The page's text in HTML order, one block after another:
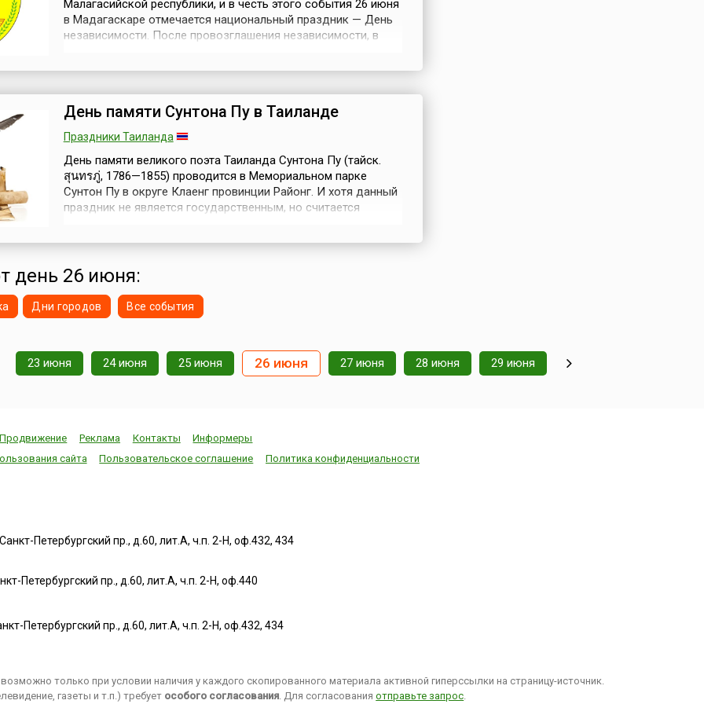
Малагасийской республики, и в честь этого события 26 июня
в Мадагаскаре отмечается национальный праздник — День
независимости. После провозглашения независимости, в
Цирананы привел к резкому...
День памяти Сунтона Пу в Таиланде
Праздники Таиланда
День памяти великого поэта Таиланда Сунтона Пу (тайск.
สุนทรภู่, 1786—1855) проводится в Мемориальном парке
Сунтон Пу в округе Клаенг провинции Районг. И хотя данный
праздник не является государственным, но считается
маленького городк...
день 26 июня:
Дни городов Все события
23 июня 24 июня 25 июня 26 июня 27 июня 28 июня 29 июня
Продвижение Реклама Контакты
Информеры
сайта
Пользовательское соглашение Политика конфиденциальности
Петербургский пр., д.60, лит.А, ч.п. 2-Н, оф.432, 434
Петербургский пр., д.60, лит.А, ч.п. 2-Н, оф.440
Петербургский пр., д.60, лит.А, ч.п. 2-Н, оф.432, 434
только при условии наличия у каждого скопированного материала активной гиперссылки на страницу-источник.
газеты и т.п.) требует особого согласования. Для согласованияотправьте запрос.